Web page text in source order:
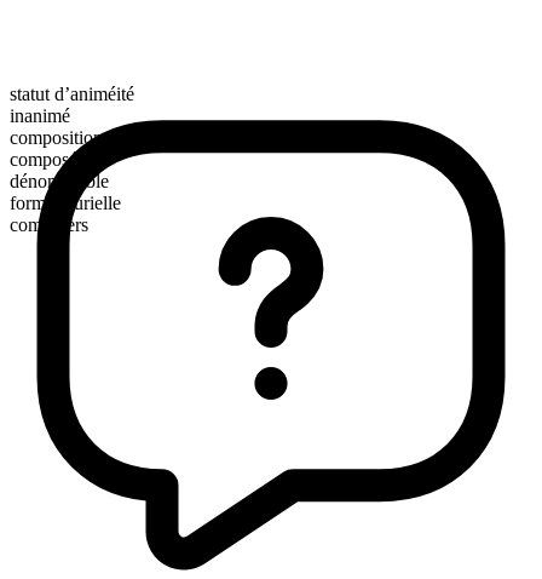
statut d’animéité
inanimé
composition morphologique
composé
dénombrable
forme plurielle
computers